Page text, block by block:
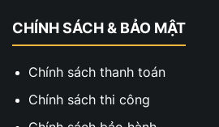
CHÍNH SÁCH & BẢO MẬT
Chính sách thanh toán
Chính sách thi công